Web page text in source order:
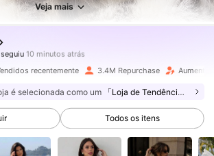
Veja mais
está a navegar
Seguidores
1.3M Seguidores
recentemente 3.4M Repurchase Aumento
é selecionada como um 「Loja de Tendências」
Todos os itens